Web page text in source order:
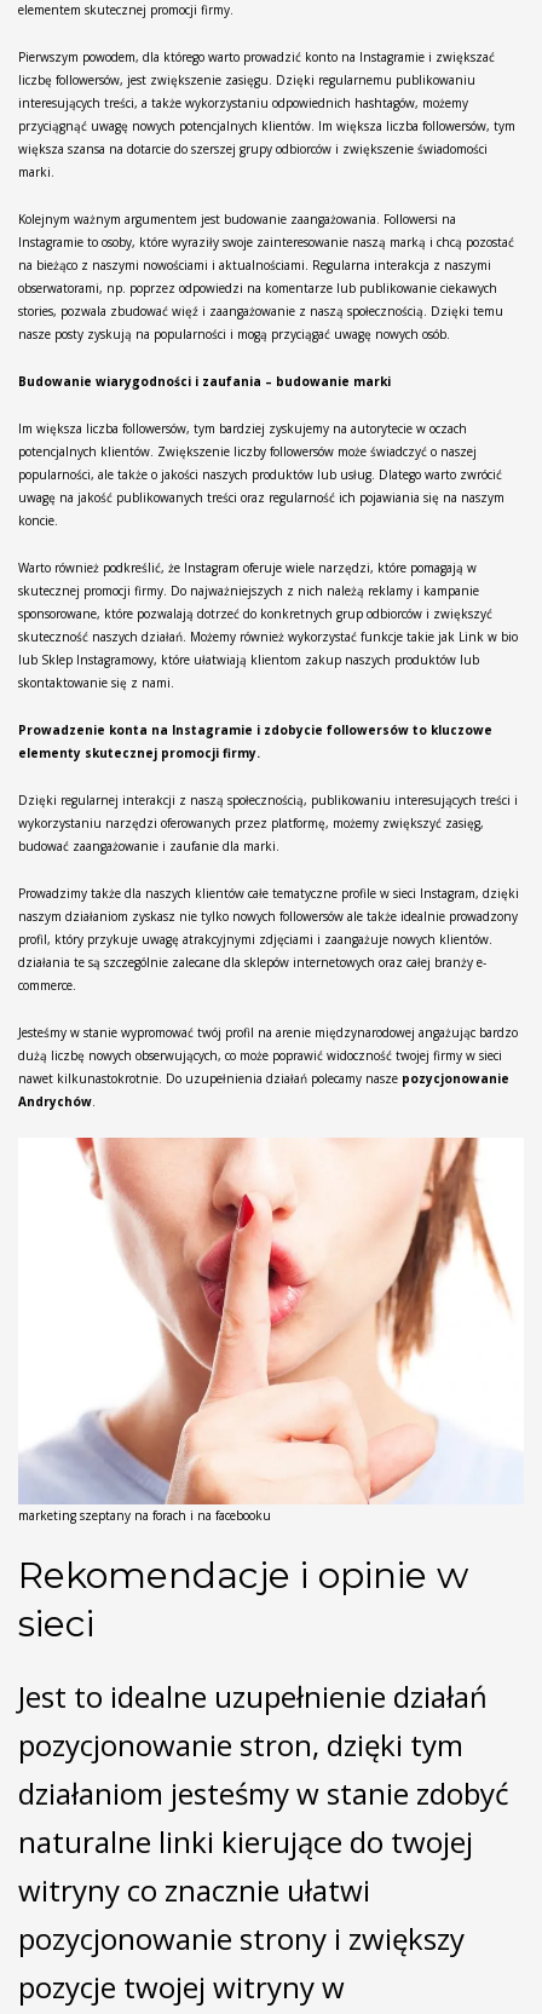
elementem skutecznej promocji firmy.
Pierwszym powodem, dla którego warto prowadzić konto na Instagramie i zwiększać
liczbę followersów, jest zwiększenie zasięgu. Dzięki regularnemu publikowaniu
interesujących treści, a także wykorzystaniu odpowiednich hashtagów, możemy
przyciągnąć uwagę nowych potencjalnych klientów. Im większa liczba followersów, tym
większa szansa na dotarcie do szerszej grupy odbiorców i zwiększenie świadomości
marki.
Kolejnym ważnym argumentem jest budowanie zaangażowania. Followersi na
Instagramie to osoby, które wyraziły swoje zainteresowanie naszą marką i chcą pozostać
na bieżąco z naszymi nowościami i aktualnościami. Regularna interakcja z naszymi
obserwatorami, np. poprzez odpowiedzi na komentarze lub publikowanie ciekawych
stories, pozwala zbudować więź i zaangażowanie z naszą społecznością. Dzięki temu
nasze posty zyskują na popularności i mogą przyciągać uwagę nowych osób.
Budowanie wiarygodności i zaufania – budowanie marki
Im większa liczba followersów, tym bardziej zyskujemy na autorytecie w oczach
potencjalnych klientów. Zwiększenie liczby followersów może świadczyć o naszej
popularności, ale także o jakości naszych produktów lub usług. Dlatego warto zwrócić
uwagę na jakość publikowanych treści oraz regularność ich pojawiania się na naszym
koncie.
Warto również podkreślić, że Instagram oferuje wiele narzędzi, które pomagają w
skutecznej promocji firmy. Do najważniejszych z nich należą reklamy i kampanie
sponsorowane, które pozwalają dotrzeć do konkretnych grup odbiorców i zwiększyć
skuteczność naszych działań. Możemy również wykorzystać funkcje takie jak Link w bio
lub Sklep Instagramowy, które ułatwiają klientom zakup naszych produktów lub
skontaktowanie się z nami.
Prowadzenie konta na Instagramie i zdobycie followersów to kluczowe
elementy skutecznej promocji firmy.
Dzięki regularnej interakcji z naszą społecznością, publikowaniu interesujących treści i
wykorzystaniu narzędzi oferowanych przez platformę, możemy zwiększyć zasięg,
budować zaangażowanie i zaufanie dla marki.
Prowadzimy także dla naszych klientów całe tematyczne profile w sieci Instagram, dzięki
naszym działaniom zyskasz nie tylko nowych followersów ale także idealnie prowadzony
profil, który przykuje uwagę atrakcyjnymi zdjęciami i zaangażuje nowych klientów.
działania te są szczególnie zalecane dla sklepów internetowych oraz całej branży e-
commerce.
Jesteśmy w stanie wypromować twój profil na arenie międzynarodowej angażując bardzo
dużą liczbę nowych obserwujących, co może poprawić widoczność twojej firmy w sieci
nawet kilkunastokrotnie. Do uzupełnienia działań polecamy nasze pozycjonowanie
Andrychów.
marketing szeptany na forach i na facebooku
Rekomendacje i opinie w
sieci
Jest to idealne uzupełnienie działań
pozycjonowanie stron, dzięki tym
działaniom jesteśmy w stanie zdobyć
naturalne linki kierujące do twojej
witryny co znacznie ułatwi
pozycjonowanie strony i zwiększy
pozycje twojej witryny w